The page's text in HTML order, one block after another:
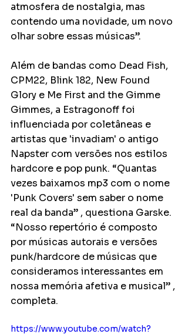
atmosfera de nostalgia, mas
contendo uma novidade, um novo
olhar sobre essas músicas”.
Além de bandas como Dead Fish,
CPM22, Blink 182, New Found
Glory e Me First and the Gimme
Gimmes, a Estragonoff foi
influenciada por coletâneas e
artistas que 'invadiam' o antigo
Napster com versões nos estilos
hardcore e pop punk. “Quantas
vezes baixamos mp3 com o nome
'Punk Covers' sem saber o nome
real da banda” , questiona Garske.
“Nosso repertório é composto
por músicas autorais e versões
punk/hardcore de músicas que
consideramos interessantes em
nossa memória afetiva e musical” ,
completa.
https://www.youtube.com/watch?